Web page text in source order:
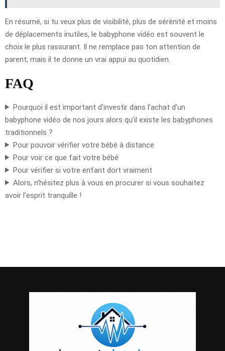
En résumé, si tu veux plus de visibilité, plus de sérénité et moins
de déplacements inutiles, le babyphone vidéo est souvent le
choix le plus rassurant. Il ne remplace pas ton attention de
parent, mais il te donne un vrai appui au quotidien.
FAQ
Pourquoi il est important d’investir dans l’achat d’un
babyphone vidéo de nos jours alors qu’il existe les babyphones
traditionnels ?
Pour pouvoir vérifier votre bébé à distance
Pour voir ce que fait votre bébé
Pour vérifier si votre enfant dort vraiment
Alors, n’hésitez plus à vous en procurer si vous souhaitez
avoir l’esprit tranquille !